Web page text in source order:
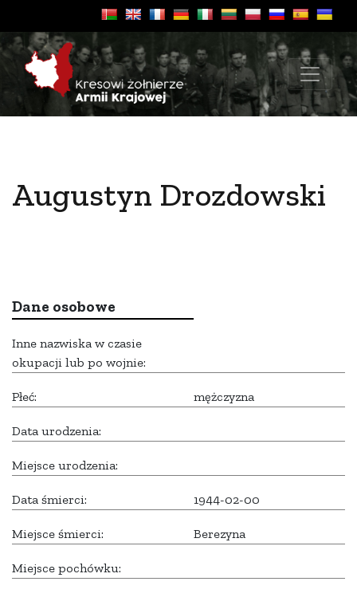
Augustyn Drozdowski
Dane osobowe
Inne nazwiska w czasie
okupacji lub po wojnie:
Płeć: mężczyzna
Data urodzenia:
Miejsce urodzenia:
Data śmierci: 1944-02-00
Miejsce śmierci: Berezyna
Miejsce pochówku: